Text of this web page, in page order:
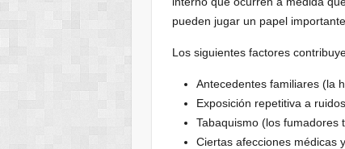
pueden jugar un papel importante.
Los siguientes factores
Antecedentes familiares (la
Exposición repetitiva a
Tabaquismo (los fumadores
Ciertas afecciones médicas